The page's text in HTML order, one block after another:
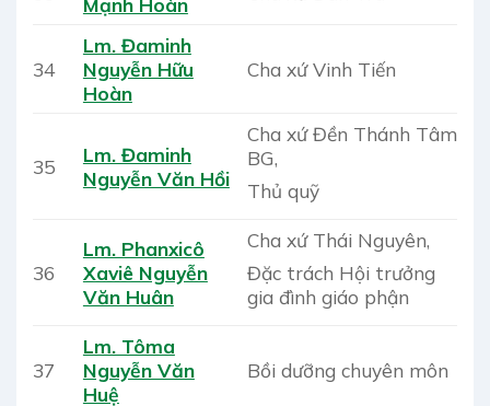
Mạnh Hoàn
34
Lm. Đaminh
Nguyễn Hữu
Hoàn
Cha xứ Vinh Tiến
35
Lm. Đaminh
Nguyễn Văn Hồi
Cha xứ Đền Thánh Tâm
BG,
Thủ quỹ
36
Lm. Phanxicô
Xaviê Nguyễn
Văn Huân
Cha xứ Thái Nguyên,
Đặc trách Hội trưởng
gia đình giáo phận
37
Lm. Tôma
Nguyễn Văn
Huệ
Bồi dưỡng chuyên môn